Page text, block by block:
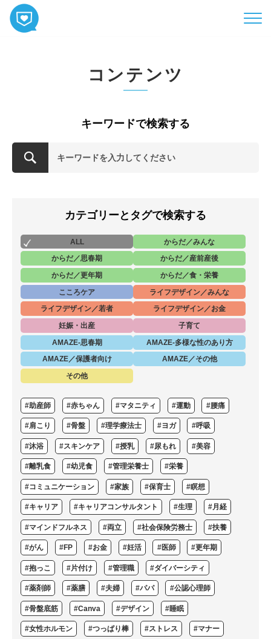
お知らせ
コンテンツ
キーワードで検索する
カテゴリーとタグで検索する
ALL
からだ／みんな
からだ／思春期
からだ／産前産後
からだ／更年期
からだ／食・栄養
こころケア
ライフデザイン／みんな
ライフデザイン／若者
ライフデザイン／お金
妊娠・出産
子育て
AMAZE-思春期
AMAZE-多様な性のあり方
AMAZE／保護者向け
AMAZE／その他
その他
#助産師 #赤ちゃん #マタニティ #運動 #腰痛
#肩こり #骨盤 #理学療法士 #ヨガ #呼吸
#沐浴 #スキンケア #授乳 #尿もれ #美容
#離乳食 #幼児食 #管理栄養士 #栄養
#コミュニケーション #家族 #保育士 #瞑想
#キャリア #キャリアコンサルタント #生理 #月経
#マインドフルネス #両立 #社会保険労務士 #扶養
#がん #FP #お金 #妊活 #医師 #更年期
#抱っこ #片付け #管理職 #ダイバーシティ
#薬剤師 #薬膳 #夫婦 #パパ #公認心理師
#骨盤底筋 #Canva #デザイン #睡眠
#女性ホルモン #つっぱり棒 #ストレス #マナー